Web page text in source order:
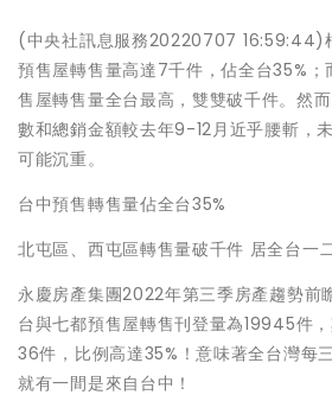
(中央社訊息服務20220707 16:59:44)
預售屋轉售量高達7千件，佔全台35%
售屋轉售量全台最高，雙雙破千件。然
數和總銷金額較去年9-12月近乎腰斬，
可能沉重。
台中預售轉售量佔全台35%
北屯區、西屯區轉售量破千件 居全台一
永慶房產集團2022年第三季房產趨勢前
台與七都預售屋轉售刊登量為19945件
36件，比例高達35%！意味著全台灣每
就有一間是來自台中！